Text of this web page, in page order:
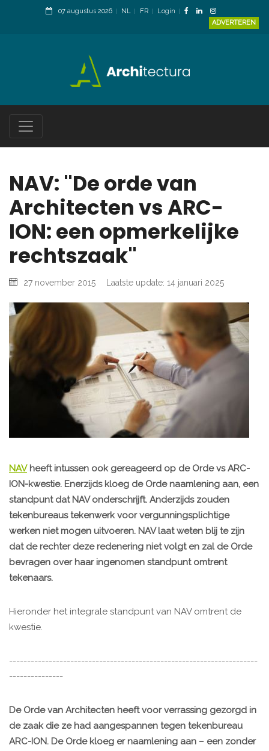
07 augustus 2026 NL FR
Login
ADVERTEREN
NAV: "De orde van
Architecten vs ARC-
ION: een opmerkelijke
rechtszaak"
27 november 2015 Laatste update: 14 januari 2025
NAVheeft intussen ook gereageerd op de Orde vs ARC-
ION-kwestie. Enerzijds kloeg de Orde naamlening aan, een
standpunt dat NAV onderschrijft. Anderzijds zouden
tekenbureaus tekenwerk voor vergunningsplichtige
werken niet mogen uitvoeren. NAV laat weten blij te zijn
dat de rechter deze redenering niet volgt en zal de Orde
bevragen over haar ingenomen standpunt omtrent
tekenaars.
Hieronder het integrale standpunt van NAV omtrent de
kwestie.
---------------------------------------------------------------------
---------------
De Orde van Architecten heeft voor verrassing gezorgd in
de zaak die ze had aangespannen tegen tekenbureau
ARC-ION. De Orde kloeg er naamlening aan – een zonder